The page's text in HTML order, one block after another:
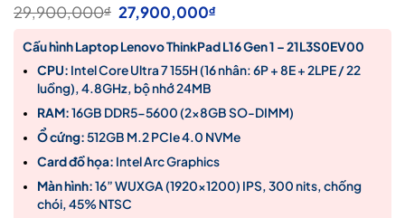
29,900,000₫ Giá
gốc
là:
29,900,000₫.
27,900,000₫Giá
tại
là:
27,900,000₫.
Cấu hình Laptop Lenovo ThinkPad L16 Gen 1 – 21L3S0EV00
CPU: Intel Core Ultra 7 155H (16 nhân: 6P + 8E + 2LPE / 22
luồng), 4.8GHz, bộ nhớ 24MB
RAM:16GB DDR5-5600 (2x8GB SO-DIMM)
Ổ cứng:512GB M.2 PCIe 4.0 NVMe
Card đồ họa: Intel Arc Graphics
Màn hình:16” WUXGA (1920×1200) IPS, 300 nits, chống
chói, 45% NTSC